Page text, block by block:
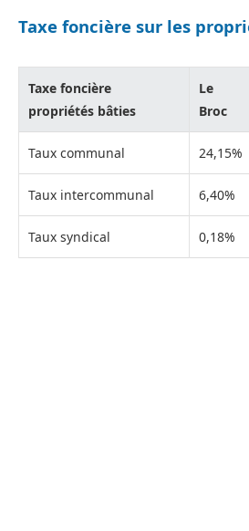
Taxe foncière sur les
Taxe foncière
propriétés bâties
Le
Broc
Taux communal 24,15%
Taux intercommunal 6,40%
Taux syndical 0,18%